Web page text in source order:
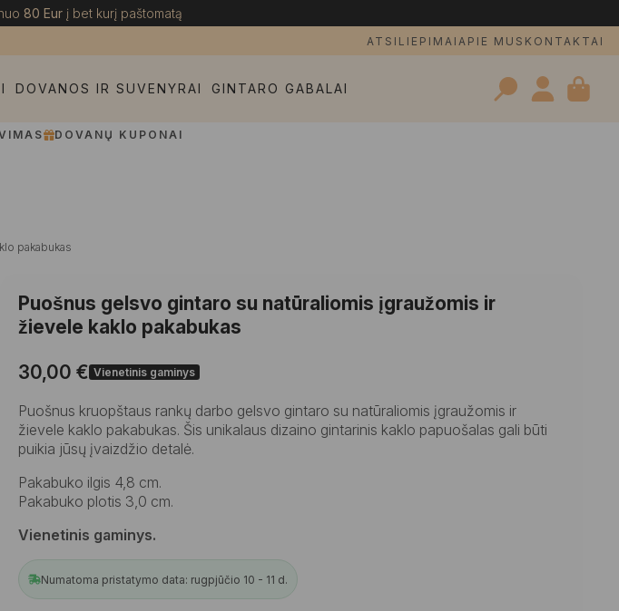
80 Eur į bet kurį paštomatą
ATSILIEPIMAI APIE MUS KONTAKTAI
DOVANOS IR SUVENYRAI GINTARO GABALAI
DOVANŲ KUPONAI
pakabukas
Puošnus gelsvo gintaro su natūraliomis įgraužomis ir
žievele kaklo pakabukas
30,00 € Vienetinis gaminys
Puošnus kruopštaus rankų darbo gelsvo gintaro su natūraliomis įgraužomis ir
žievele kaklo pakabukas. Šis unikalaus dizaino gintarinis kaklo papuošalas gali būti
puikia jūsų įvaizdžio detalė.
Pakabuko ilgis 4,8 cm.
Pakabuko plotis 3,0 cm.
Vienetinis gaminys.
Numatoma pristatymo data: rugpjūčio 10 - 11 d.